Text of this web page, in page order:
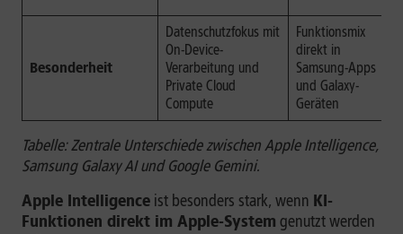
Besonderheit
Datenschutzfokus mit
On-Device-
Verarbeitung und
Private Cloud
Compute
Funktionsmix
direkt in
Samsung-Apps
und Galaxy-
Geräten
Tabelle: Zentrale Unterschiede zwischen Apple Intelligence,
Samsung Galaxy AI und Google Gemini.
Apple Intelligence ist besonders stark, wenn KI-
Funktionen direkt im Apple-System genutzt werden